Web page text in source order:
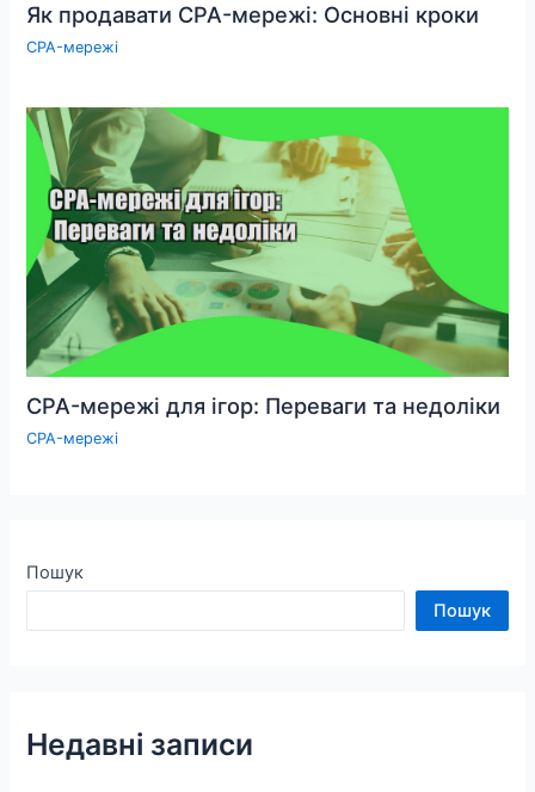
Як продавати CPA-мережі: Основні кроки
CPA-мережі
CPA-мережі для ігор: Переваги та недоліки
CPA-мережі
Пошук
Пошук
Недавні записи